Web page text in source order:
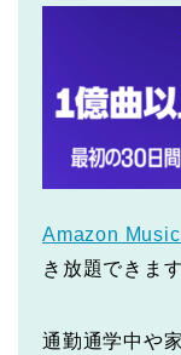
Amazon
き放題できます
通勤通学中や